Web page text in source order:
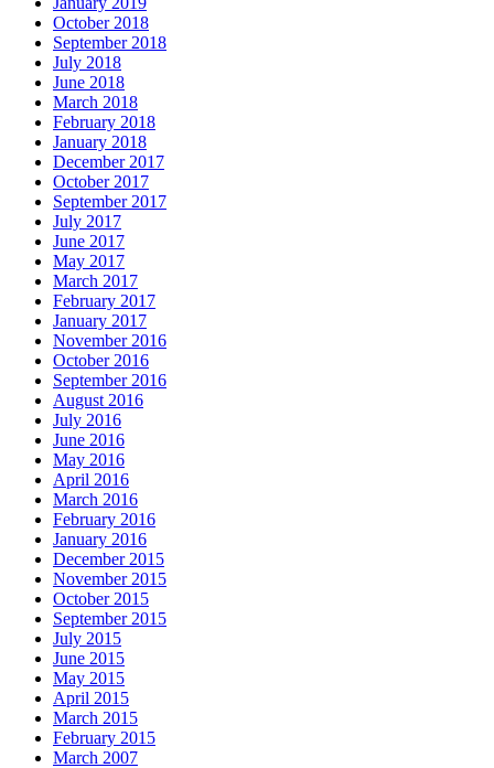
October 2018
September 2018
July 2018
June 2018
March 2018
February 2018
January 2018
December 2017
October 2017
September 2017
July 2017
June 2017
May 2017
March 2017
February 2017
January 2017
November 2016
October 2016
September 2016
August 2016
July 2016
June 2016
May 2016
April 2016
March 2016
February 2016
January 2016
December 2015
November 2015
October 2015
September 2015
July 2015
June 2015
May 2015
April 2015
March 2015
February 2015
March 2007